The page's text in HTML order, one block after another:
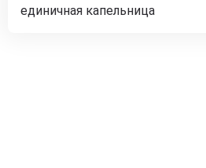
единичная капельница